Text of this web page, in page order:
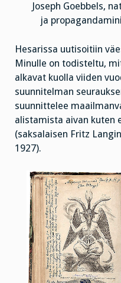
Joseph Goebbels,
ja
Hesarissa uutisoitiin
Minulle on todisteltu,
alkavat kuolla viiden
suunnitelman
suunnittelee
alistamista aivan kuten
(saksalaisen Fritz
1927).